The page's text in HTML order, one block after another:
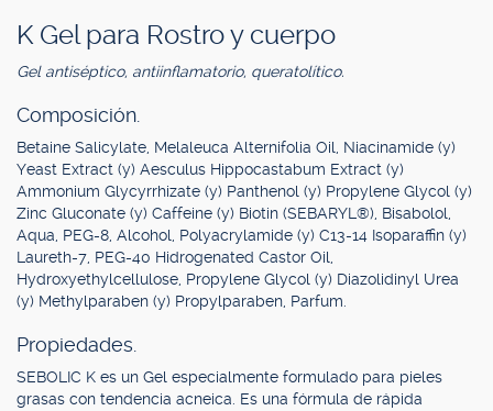
K Gel para Rostro y cuerpo
Gel antiséptico, antiinflamatorio, queratolítico.
Composición.
Betaine Salicylate, Melaleuca Alternifolia Oil, Niacinamide (y)
Yeast Extract (y) Aesculus Hippocastabum Extract (y)
Ammonium Glycyrrhizate (y) Panthenol (y) Propylene Glycol (y)
Zinc Gluconate (y) Caffeine (y) Biotin (SEBARYL®), Bisabolol,
Aqua, PEG-8, Alcohol, Polyacrylamide (y) C13-14 Isoparaffin (y)
Laureth-7, PEG-40 Hidrogenated Castor Oil,
Hydroxyethylcellulose, Propylene Glycol (y) Diazolidinyl Urea
(y) Methylparaben (y) Propylparaben, Parfum.
Propiedades.
SEBOLIC K es un Gel especialmente formulado para pieles
grasas con tendencia acneica. Es una fórmula de rápida